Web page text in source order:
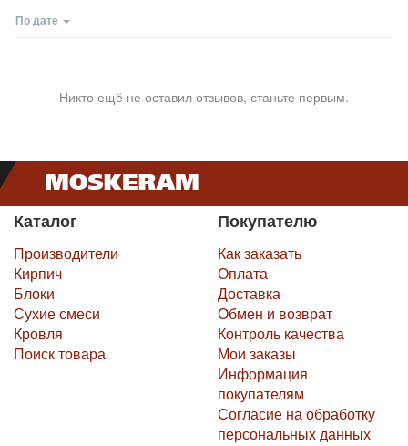
По дате
Никто ещё не оставил отзывов, станьте первым.
Каталог
Производители
Кирпич
Блоки
Сухие смеси
Кровля
Поиск товара
Покупателю
Как заказать
Оплата
Доставка
Обмен и возврат
Контроль качества
Мои заказы
Информация
покупателям
Согласие на обработку
персональных данных